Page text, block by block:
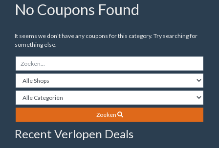
No Coupons Found
It seems we don’t have any coupons for this category. Try searching for
something else.
Zoeken
Recent Verlopen Deals